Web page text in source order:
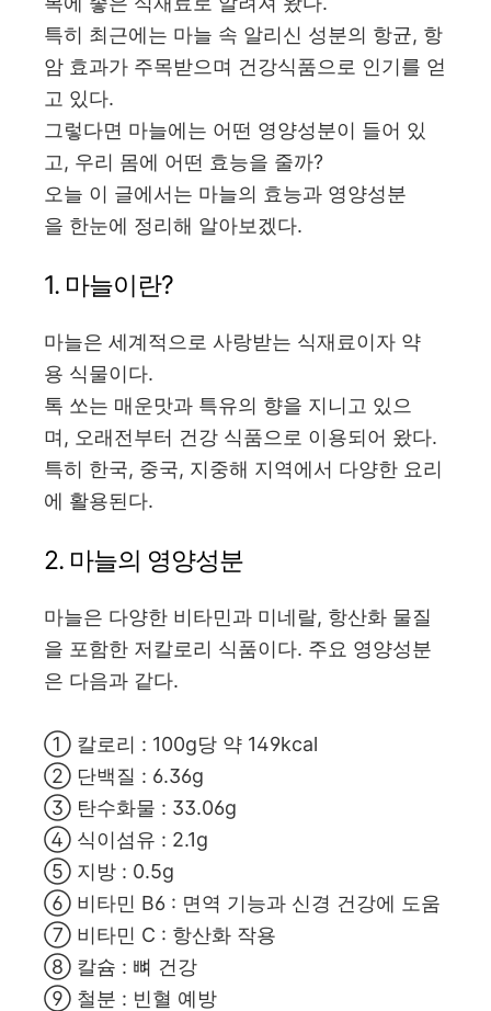
특히 최근에는 마늘 속 알리신 성분의 항균, 항
암 효과가 주목받으며 건강식품으로 인기를 얻
고 있다.
그렇다면 마늘에는 어떤 영양성분이 들어 있
고, 우리 몸에 어떤 효능을 줄까?
오늘 이 글에서는 마늘의 효능과 영양성분
을 한눈에 정리해 알아보겠다.
1. 마늘이란?
마늘은 세계적으로 사랑받는 식재료이자 약
용 식물이다.
톡 쏘는 매운맛과 특유의 향을 지니고 있으
며, 오래전부터 건강 식품으로 이용되어 왔다.
특히 한국, 중국, 지중해 지역에서 다양한 요리
에 활용된다.
2. 마늘의 영양성분
마늘은 다양한 비타민과 미네랄, 항산화 물질
을 포함한 저칼로리 식품이다. 주요 영양성분
은 다음과 같다.
① 칼로리 : 100g당 약 149kcal
② 단백질 : 6.36g
③ 탄수화물 : 33.06g
④ 식이섬유 : 2.1g
⑤ 지방 : 0.5g
⑥ 비타민 B6 : 면역 기능과 신경 건강에 도움
⑦ 비타민 C : 항산화 작용
⑧ 칼슘 : 뼈 건강
⑨ 철분 : 빈혈 예방